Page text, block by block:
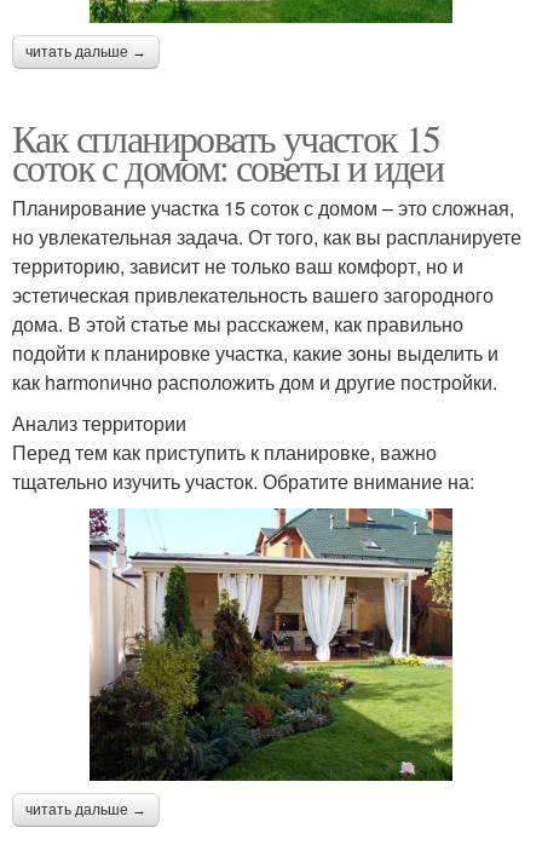
читать дальше →
Как спланировать участок 15
соток с домом: советы и идеи
Планирование участка 15 соток с домом – это сложная,
но увлекательная задача. От того, как вы распланируете
территорию, зависит не только ваш комфорт, но и
эстетическая привлекательность вашего загородного
дома. В этой статье мы расскажем, как правильно
подойти к планировке участка, какие зоны выделить и
как harmonично расположить дом и другие постройки.
Анализ территории
Перед тем как приступить к планировке, важно
тщательно изучить участок. Обратите внимание на:
читать дальше →